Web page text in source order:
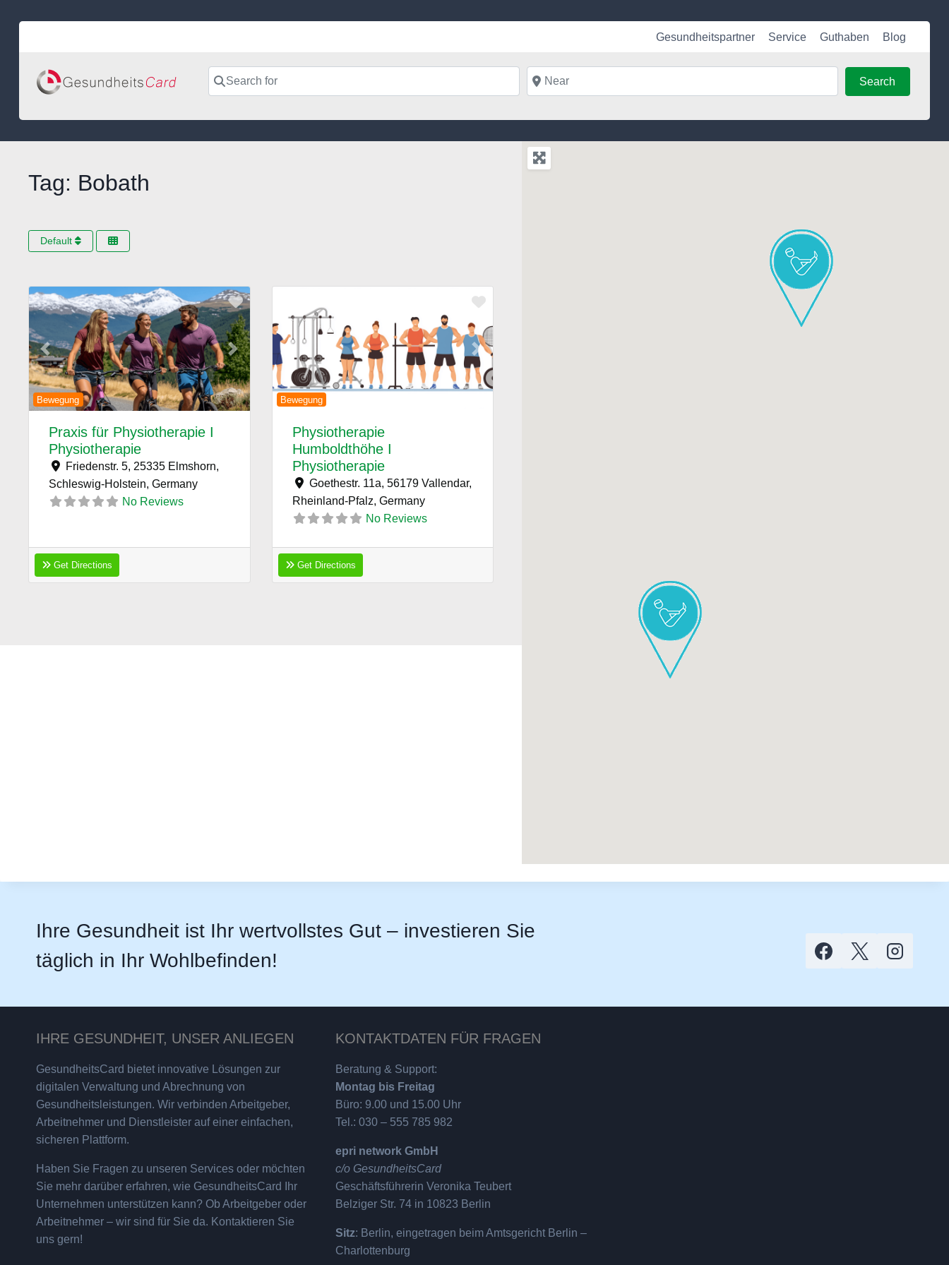
Gesundheitspartner Service Guthaben Blog
Search for Near
Search
Tag: Bobath
Default
Favorite
Bewegung
Previous Next
Praxis für Physiotherapie I
Physiotherapie
Friedenstr. 5, 25335 Elmshorn,
Schleswig-Holstein, Germany
No Reviews
Get Directions
Favorite
Bewegung
Previous Next
Physiotherapie
Humboldthöhe I
Physiotherapie
Goethestr. 11a, 56179 Vallendar,
Rheinland-Pfalz, Germany
No Reviews
Get Directions
Ihre Gesundheit ist Ihr wertvollstes Gut – investieren Sie
täglich in Ihr Wohlbefinden!
IHRE GESUNDHEIT, UNSER ANLIEGEN
GesundheitsCard bietet innovative Lösungen zur
digitalen Verwaltung und Abrechnung von
Gesundheitsleistungen. Wir verbinden Arbeitgeber,
Arbeitnehmer und Dienstleister auf einer einfachen,
sicheren Plattform.
Haben Sie Fragen zu unseren Services oder möchten
Sie mehr darüber erfahren, wie GesundheitsCard Ihr
Unternehmen unterstützen kann? Ob Arbeitgeber oder
Arbeitnehmer – wir sind für Sie da. Kontaktieren Sie
uns gern!
KONTAKTDATEN FÜR FRAGEN
Beratung & Support:
Montag bis Freitag
Büro: 9.00 und 15.00 Uhr
Tel.: 030 – 555 785 982
epri network GmbH
c/o GesundheitsCard
Geschäftsführerin Veronika Teubert
Belziger Str. 74 in 10823 Berlin
Sitz: Berlin, eingetragen beim Amtsgericht Berlin –
Charlottenburg